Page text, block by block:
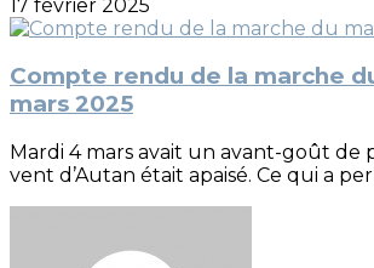
17 février 2025
Compte rendu de la marche
mars 2025
Mardi 4 mars avait un avant-goût de
vent d’Autan était apaisé. Ce qui a